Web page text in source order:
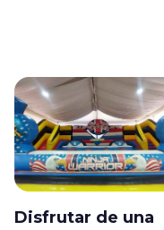
Disfrutar de una